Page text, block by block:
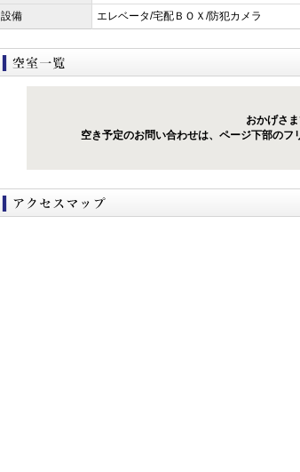
設備
エレベータ/宅配ＢＯＸ/防犯カメラ
おかげさ
空き予定のお問い合わせは、ページ下部のフ